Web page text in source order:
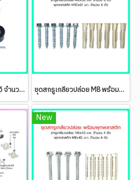
BDEE บูชรองขาแขวนทีวี จำนวน 100 ตัว / ชุด (มีให้เลือก 2 ขนาด) ชุดสกรูเกลียวปล่อย M8 พร้อมพุกพลาสติก M10 (ชุดละ 6 ตัว)
New